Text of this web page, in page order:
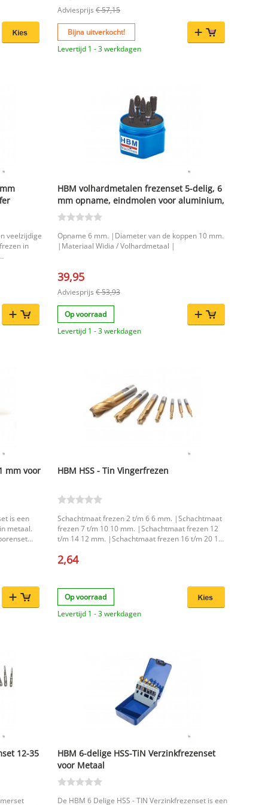
Adviesprijs € 57,15
Bijna uitverkocht!
Levertijd 1 - 3 werkdagen
veelzijdige
in
Deze set
en
of
de hand
HBM volhardmetalen frezenset 5-delig, 6
mm opname, eindmolen voor aluminium,
messing, koper, metaal, rvs en staal
Opname 6 mm. |Diameter van de koppen 10 mm.
|Materiaal Widia / Volhardmetaal |
39,95
Adviesprijs € 53,93
Op voorraad
Levertijd 1 - 3 werkdagen
mm voor
is een
metaal.
HSS
HBM HSS - Tin Vingerfrezen
Schachtmaat frezen 2 t/m 6 6 mm. |Schachtmaat
frezen 7 t/m 10 10 mm. |Schachtmaat frezen 12
t/m 14 12 mm. |Schachtmaat frezen 16 t/m 20 16
2,64
Op voorraad
Levertijd 1 - 3 werkdagen
12-35
HBM 6-delige HSS-TiN Verzinkfrezenset
voor Metaal
De HBM 6 Delige HSS - TIN Verzinkfrezenset is een